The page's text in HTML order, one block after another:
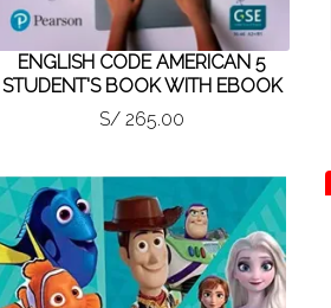
ENGLISH CODE AMERICAN 5
STUDENT'S BOOK WITH EBOOK
S/ 265.00